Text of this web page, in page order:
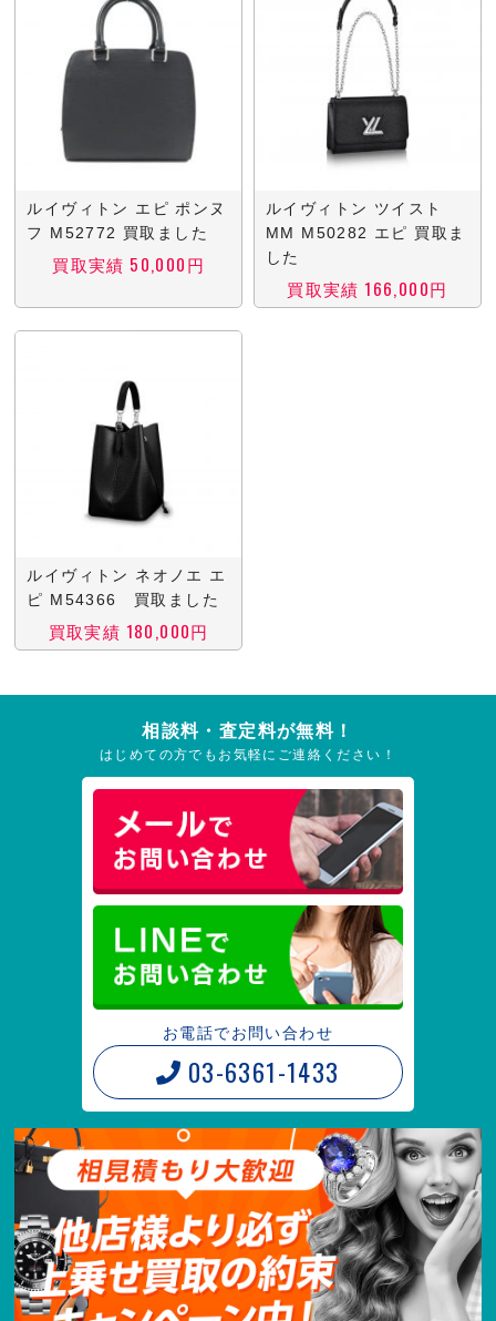
ルイヴィトン エピ ポンヌ
フ M52772 買取ました
買取実績 50,000円
ルイヴィトン ツイスト
MM M50282 エピ 買取ま
した
買取実績 166,000円
ルイヴィトン ネオノエ エ
ピ M54366 買取ました
買取実績 180,000円
相談料・査定料が無料！
はじめての方でもお気軽にご連絡ください！
お電話でお問い合わせ
03-6361-1433